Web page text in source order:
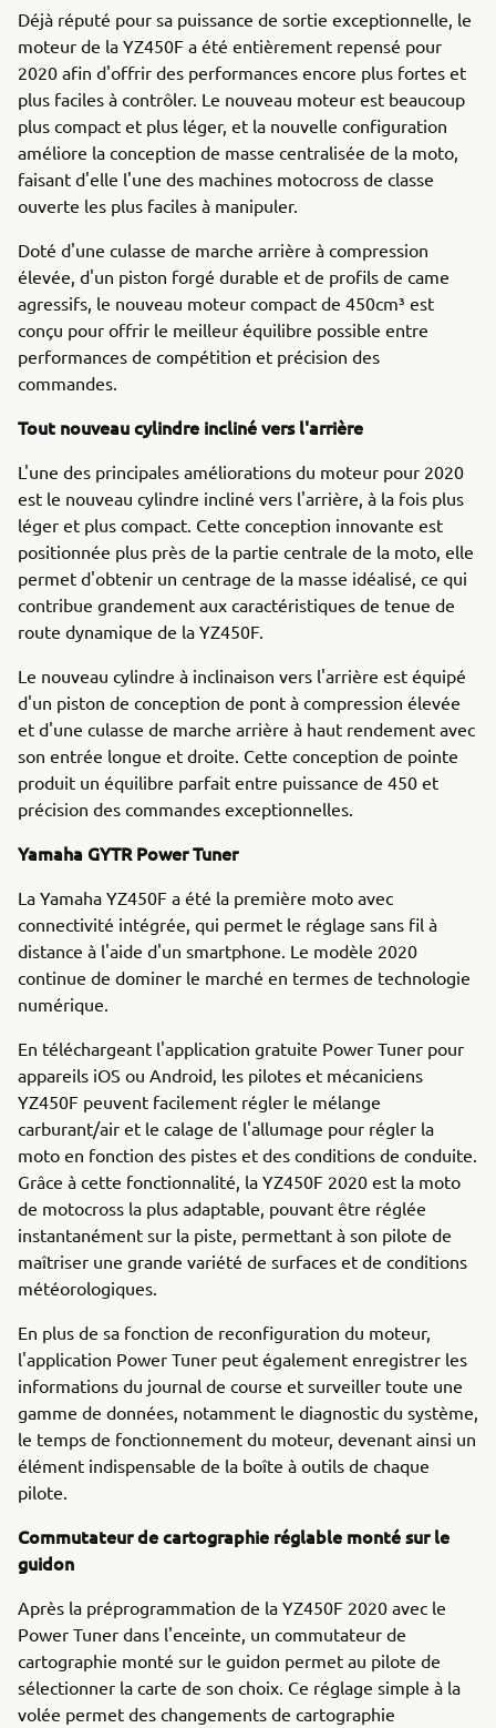
Déjà réputé pour sa puissance de sortie exceptionnelle, le
moteur de la YZ450F a été entièrement repensé pour
2020 afin d'offrir des performances encore plus fortes et
plus faciles à contrôler. Le nouveau moteur est beaucoup
plus compact et plus léger, et la nouvelle configuration
améliore la conception de masse centralisée de la moto,
faisant d'elle l'une des machines motocross de classe
ouverte les plus faciles à manipuler.
Doté d'une culasse de marche arrière à compression
élevée, d'un piston forgé durable et de profils de came
agressifs, le nouveau moteur compact de 450cm³ est
conçu pour offrir le meilleur équilibre possible entre
performances de compétition et précision des
commandes.
Tout nouveau cylindre incliné vers l'arrière
L'une des principales améliorations du moteur pour 2020
est le nouveau cylindre incliné vers l'arrière, à la fois plus
léger et plus compact. Cette conception innovante est
positionnée plus près de la partie centrale de la moto, elle
permet d'obtenir un centrage de la masse idéalisé, ce qui
contribue grandement aux caractéristiques de tenue de
route dynamique de la YZ450F.
Le nouveau cylindre à inclinaison vers l'arrière est équipé
d'un piston de conception de pont à compression élevée
et d'une culasse de marche arrière à haut rendement avec
son entrée longue et droite. Cette conception de pointe
produit un équilibre parfait entre puissance de 450 et
précision des commandes exceptionnelles.
Yamaha GYTR Power Tuner
La Yamaha YZ450F a été la première moto avec
connectivité intégrée, qui permet le réglage sans fil à
distance à l'aide d'un smartphone. Le modèle 2020
continue de dominer le marché en termes de technologie
numérique.
En téléchargeant l'application gratuite Power Tuner pour
appareils iOS ou Android, les pilotes et mécaniciens
YZ450F peuvent facilement régler le mélange
carburant/air et le calage de l'allumage pour régler la
moto en fonction des pistes et des conditions de conduite.
Grâce à cette fonctionnalité, la YZ450F 2020 est la moto
de motocross la plus adaptable, pouvant être réglée
instantanément sur la piste, permettant à son pilote de
maîtriser une grande variété de surfaces et de conditions
météorologiques.
En plus de sa fonction de reconfiguration du moteur,
l'application Power Tuner peut également enregistrer les
informations du journal de course et surveiller toute une
gamme de données, notamment le diagnostic du système,
le temps de fonctionnement du moteur, devenant ainsi un
élément indispensable de la boîte à outils de chaque
pilote.
Commutateur de cartographie réglable monté sur le
guidon
Après la préprogrammation de la YZ450F 2020 avec le
Power Tuner dans l'enceinte, un commutateur de
cartographie monté sur le guidon permet au pilote de
sélectionner la carte de son choix. Ce réglage simple à la
volée permet des changements de cartographie